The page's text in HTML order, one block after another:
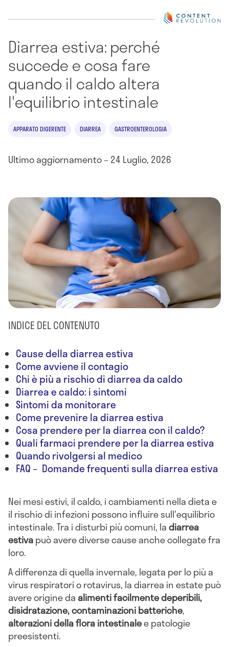
Diarrea estiva: perché
succede e cosa fare
quando il caldo altera
l'equilibrio intestinale
APPARATO DIGERENTE DIARREA GASTROENTEROLOGIA
Ultimo aggiornamento – 24 Luglio, 2026
INDICE DEL CONTENUTO
Cause della diarrea estiva
Come avviene il contagio
Chi è più a rischio di diarrea da caldo
Diarrea e caldo: i sintomi
Sintomi da monitorare
Come prevenire la diarrea estiva
Cosa prendere per la diarrea con il caldo?
Quali farmaci prendere per la diarrea estiva
Quando rivolgersi al medico
FAQ – Domande frequenti sulla diarrea estiva
Nei mesi estivi, il caldo, i cambiamenti nella dieta e
il rischio di infezioni possono influire sull'equilibrio
intestinale. Tra i disturbi più comuni, ladiarrea
estivapuò avere diverse cause anche collegate fra
loro.
A differenza di quella invernale, legata per lo più a
virus respiratori o rotavirus, la diarrea in estate può
avere origine da alimenti facilmente deperibili,
disidratazione, contaminazioni batteriche,
alterazioni della flora intestinalee patologie
preesistenti.